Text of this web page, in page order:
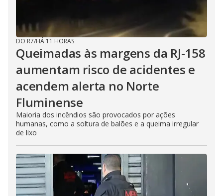
DO R7/HÁ 11 HORAS
Queimadas às margens da RJ-158
aumentam risco de acidentes e
acendem alerta no Norte
Fluminense
Maioria dos incêndios são provocados por ações
humanas, como a soltura de balões e a queima irregular
de lixo